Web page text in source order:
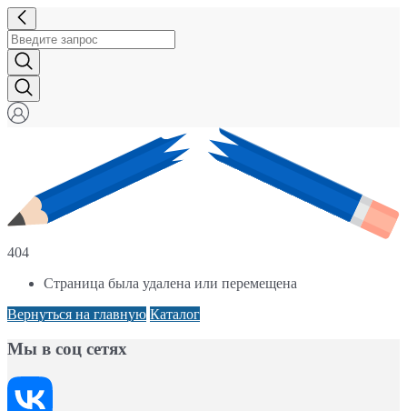
404
Страница была удалена или перемещена
Вернуться на главную Каталог
Мы в соц сетях